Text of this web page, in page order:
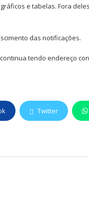
e tabelas. Fora
das notificações.
tendo endereço
Twitter